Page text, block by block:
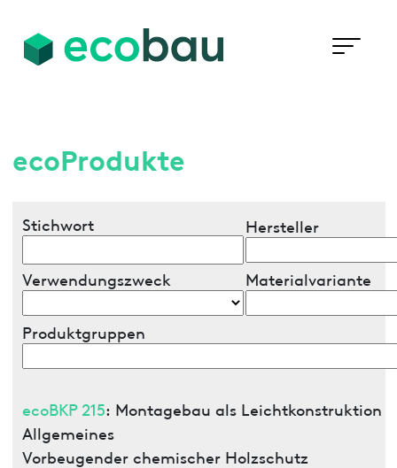
ecoProdukte
Stichwort Hersteller
Verwendungszweck Materialvariante
Produktgruppen
ecoBKP 215: Montagebau als Leichtkonstruktion
Allgemeines
Vorbeugender chemischer Holzschutz